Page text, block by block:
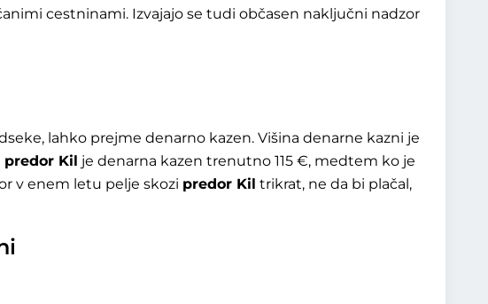
cestninami. Izvajajo se tudi občasen naključni nadzor
lahko prejme denarno kazen. Višina denarne kazni je
predor Kil je denarna kazen trenutno 115 €, medtem ko je
v enem letu pelje skozi predor Kil trikrat, ne da bi plačal,